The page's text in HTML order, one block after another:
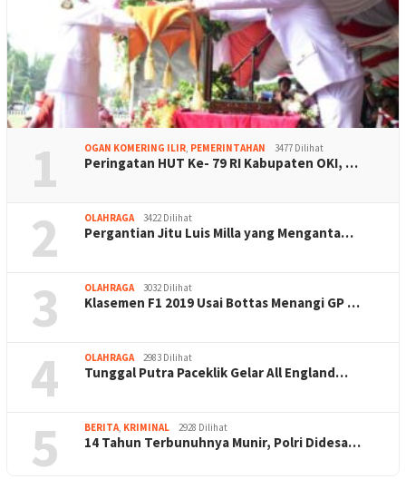
1 OGAN KOMERING ILIR, PEMERINTAHAN 3477 Dilihat
Peringatan HUT Ke- 79 RI Kabupaten OKI, …
2 OLAHRAGA 3422 Dilihat
Pergantian Jitu Luis Milla yang Menganta…
3 OLAHRAGA 3032 Dilihat
Klasemen F1 2019 Usai Bottas Menangi GP …
4 OLAHRAGA 2983 Dilihat
Tunggal Putra Paceklik Gelar All England…
5 BERITA, KRIMINAL 2928 Dilihat
14 Tahun Terbunuhnya Munir, Polri Didesa…